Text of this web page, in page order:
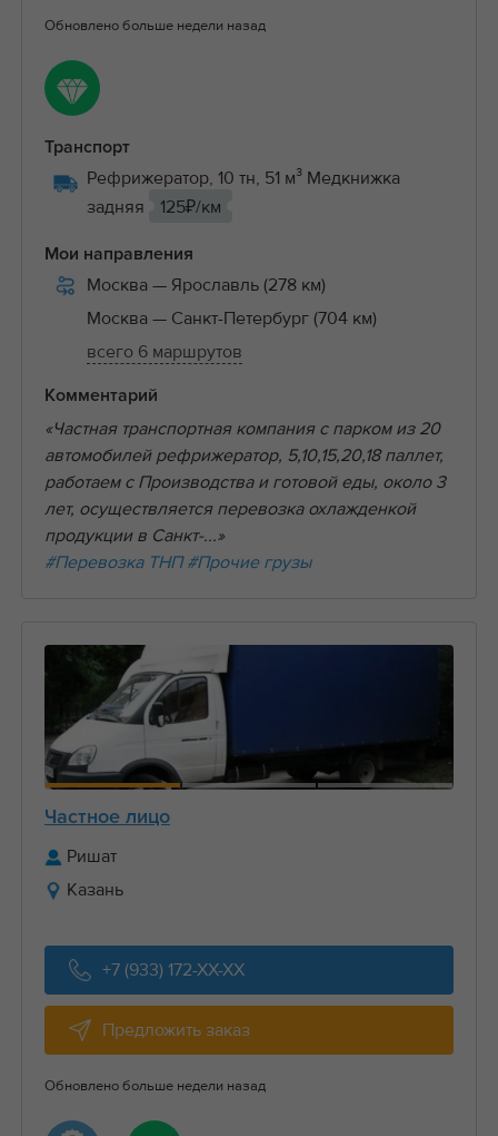
Обновлено больше недели назад
Транспорт
Рефрижератор, 10 тн, 51 м³ Медкнижка
задняя
125₽/км
Мои направления
Москва — Ярославль (278 км)
Москва — Санкт-Петербург (704 км)
всего 6 маршрутов
Комментарий
«Частная транспортная компания с парком из 20
автомобилей рефрижератор, 5,10,15,20,18 паллет,
работаем с Производства и готовой еды, около 3
лет, осуществляется перевозка охлажденкой
продукции в Санкт-...»
#Перевозка ТНП #Прочие грузы
Частное лицо
Ришат
Казань
+7 (933) 172-XX-XX
Предложить заказ
Обновлено больше недели назад